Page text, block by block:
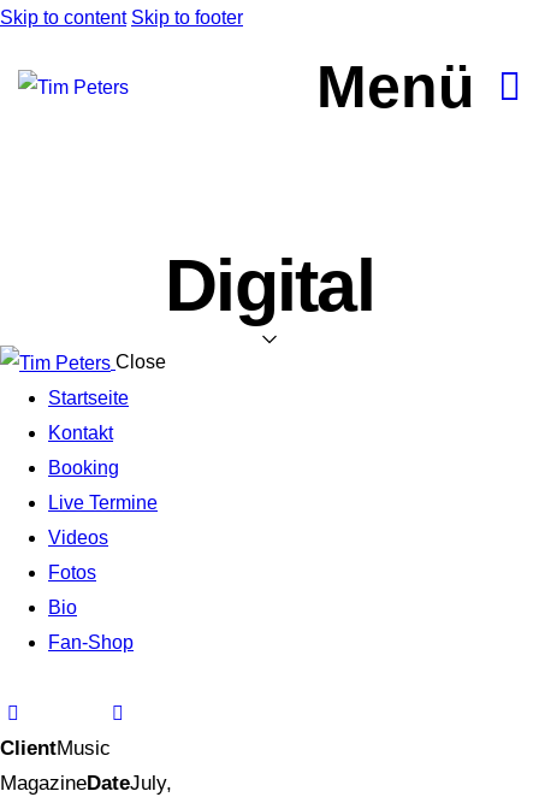
Skip to content Skip to footer
Menü
Digital
Close
Startseite
Kontakt
Booking
Live Termine
Videos
Fotos
Bio
Fan-Shop
ClientMusic
MagazineDateJuly,